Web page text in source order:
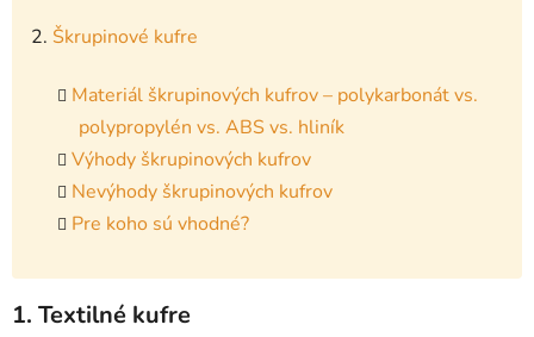
2. Škrupinové kufre
Materiál škrupinových kufrov – polykarbonát vs.
polypropylén vs. ABS vs. hliník
Výhody škrupinových kufrov
Nevýhody škrupinových kufrov
Pre koho sú vhodné?
1. Textilné kufre